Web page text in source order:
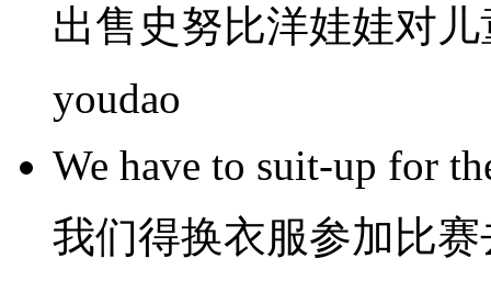
出售 史努比洋娃娃对
youdao
We have to suit-up for
我们得换衣服参加 比赛